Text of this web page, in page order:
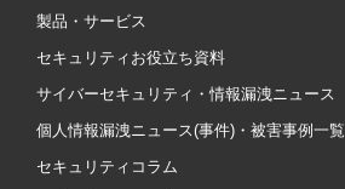
製品・サービス
セキュリティお役立ち資料
サイバーセキュリティ・情報漏洩ニュース
個人情報漏洩ニュース(事件)・被害事例一覧
セキュリティコラム